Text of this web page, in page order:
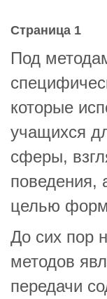
Страница 1
Под
которые
учащихся
сферы,
поведения,
целью
До сих пор
методов
передачи